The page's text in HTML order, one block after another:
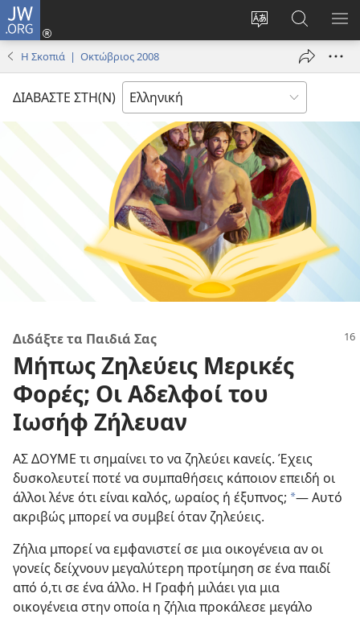
JW.ORG
Αλλαγή
γλώσσας
ιστότοπου
Σύνδεση
(ανοίγει
παράθυρο)
στο
JW.ORG
Η Σκοπιά | Οκτώβριος 2008
ΔΙΑΒΑΣΤΕ ΣΤΗ(Ν)
Διδάξτε τα Παιδιά Σας
Μήπως Ζηλεύεις Μερικές
Φορές; Οι Αδελφοί του
Ιωσήφ Ζήλευαν
ΑΣ ΔΟΥΜΕ τι σημαίνει το να ζηλεύει κανείς. Έχεις
δυσκολευτεί ποτέ να συμπαθήσεις κάποιον επειδή οι
άλλοι λένε ότι είναι καλός, ωραίος ή έξυπνος; a​— Αυτό
ακριβώς μπορεί να συμβεί όταν ζηλεύεις.
Ζήλια μπορεί να εμφανιστεί σε μια οικογένεια αν οι
γονείς δείχνουν μεγαλύτερη προτίμηση σε ένα παιδί
από ό,τι σε ένα άλλο. Η Γραφή μιλάει για μια
οικογένεια στην οποία η ζήλια προκάλεσε μεγάλο